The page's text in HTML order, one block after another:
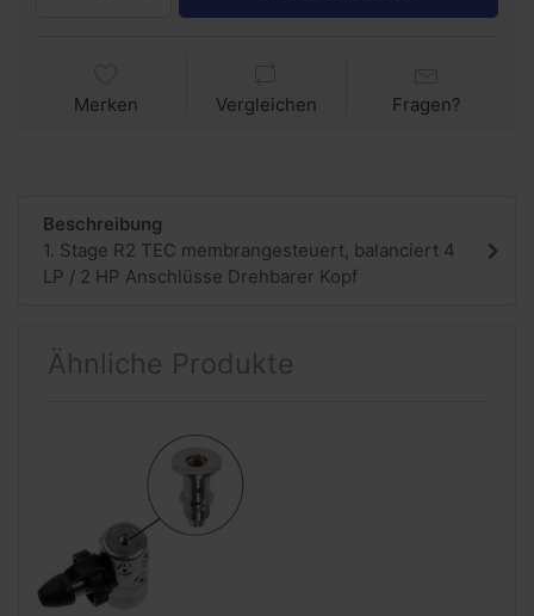
Merken Vergleichen Fragen?
Beschreibung
1. Stage R2 TEC membrangesteuert, balanciert 4
LP / 2 HP Anschlüsse Drehbarer Kopf
Ähnliche Produkte